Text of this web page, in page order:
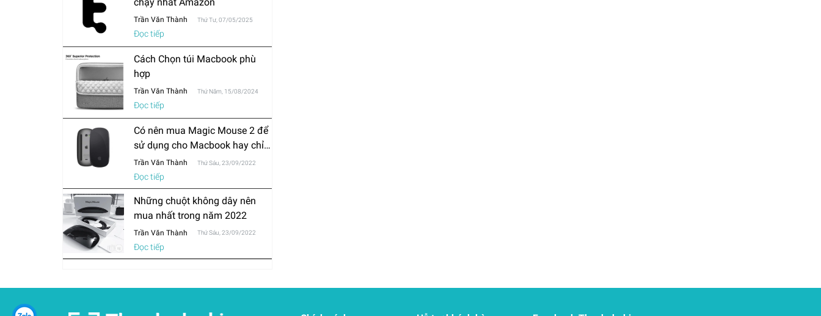
Trần Văn Thành Thứ Tư, 07/05/2025
Đọc tiếp
Cách Chọn túi Macbook phù
hợp
Trần Văn Thành Thứ Năm, 15/08/2024
Đọc tiếp
Có nên mua Magic Mouse 2 để
sử dụng cho Macbook hay chỉ
mua chuột thông thường?
Trần Văn Thành Thứ Sáu, 23/09/2022
Đọc tiếp
Những chuột không dây nên
mua nhất trong năm 2022
Trần Văn Thành Thứ Sáu, 23/09/2022
Đọc tiếp